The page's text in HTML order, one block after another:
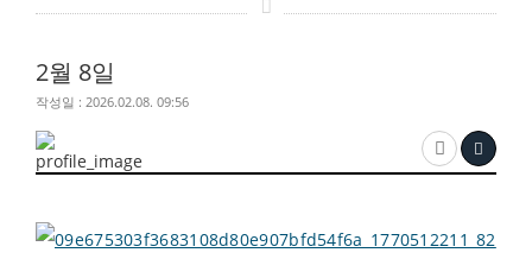
2월 8일
작성일 : 2026.02.08. 09:56